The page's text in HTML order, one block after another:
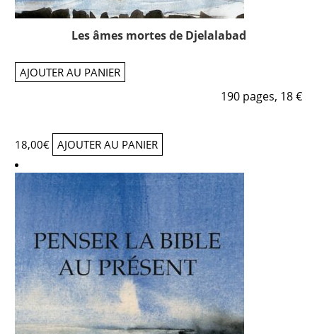
Les âmes mortes de Djelalabad
AJOUTER AU PANIER
190 pages, 18 €
18,00€ AJOUTER AU PANIER